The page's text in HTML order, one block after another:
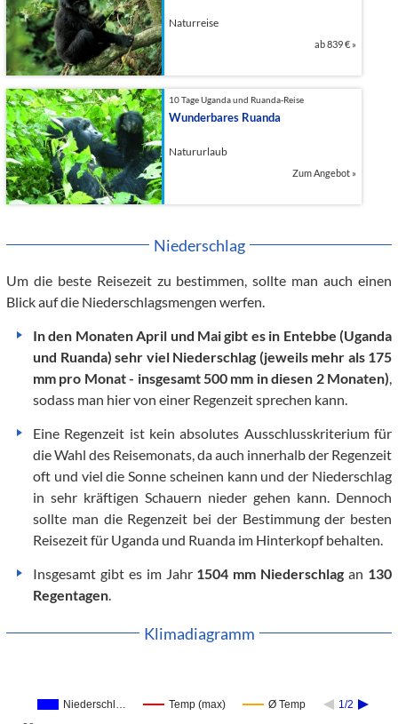
Naturreise
ab839 € »
10 Tage Uganda und Ruanda-Reise
Wunderbares Ruanda
Natururlaub
Zum Angebot »
Niederschlag
Um die beste Reisezeit zu bestimmen, sollte man auch einen
Blick auf die Niederschlagsmengen werfen.
In den Monaten April und Mai gibt es in Entebbe (Uganda
und Ruanda) sehr viel Niederschlag (jeweils mehr als 175
mm pro Monat - insgesamt 500 mm in diesen 2 Monaten),
sodass man hier von einer Regenzeit sprechen kann.
Eine Regenzeit ist kein absolutes Ausschlusskriterium für
die Wahl des Reisemonats, da auch innerhalb der Regenzeit
oft und viel die Sonne scheinen kann und der Niederschlag
in sehr kräftigen Schauern nieder gehen kann. Dennoch
sollte man die Regenzeit bei der Bestimmung der besten
Reisezeit für Uganda und Ruanda im Hinterkopf behalten.
Insgesamt gibt es im Jahr 1504 mm Niederschlag an 130
Regentagen.
Klimadiagramm
Niederschl… Temp (max) Ø Temp
1/2